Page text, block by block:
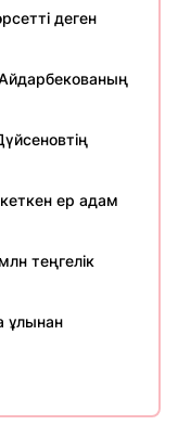
деген
Айдарбекованың
ер адам
теңгелік
ұлынан